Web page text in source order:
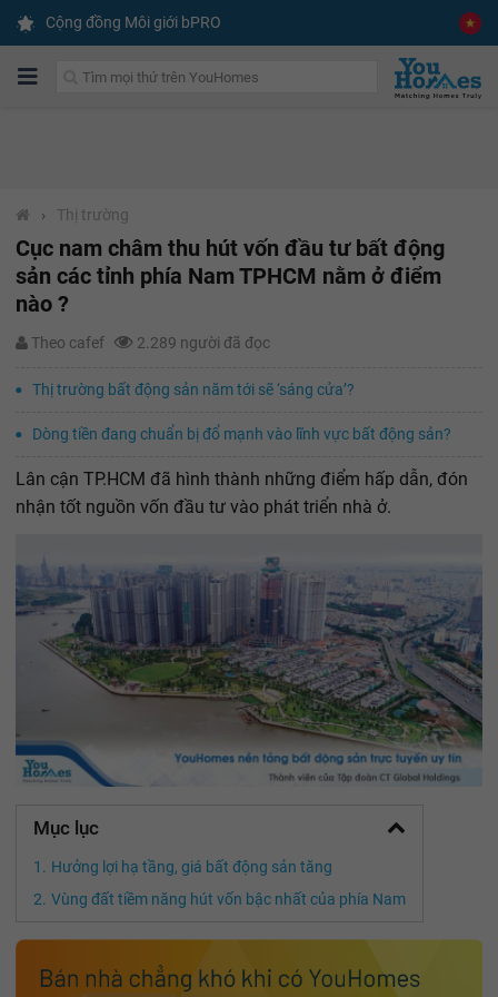
Cộng đồng Môi giới bPRO
› Thị trường
Cục nam châm thu hút vốn đầu tư bất động
sản các tỉnh phía Nam TPHCM nằm ở điểm
nào ?
Theo cafef 2.289 người đã đọc
Thị trường bất động sản năm tới sẽ ‘sáng cửa’?
Dòng tiền đang chuẩn bị đổ mạnh vào lĩnh vực bất động sản?
Lân cận TP.HCM đã hình thành những điểm hấp dẫn, đón
nhận tốt nguồn vốn đầu tư vào phát triển nhà ở.
Mục lục
Hưởng lợi hạ tầng, giá bất động sản tăng
Vùng đất tiềm năng hút vốn bậc nhất của phía Nam